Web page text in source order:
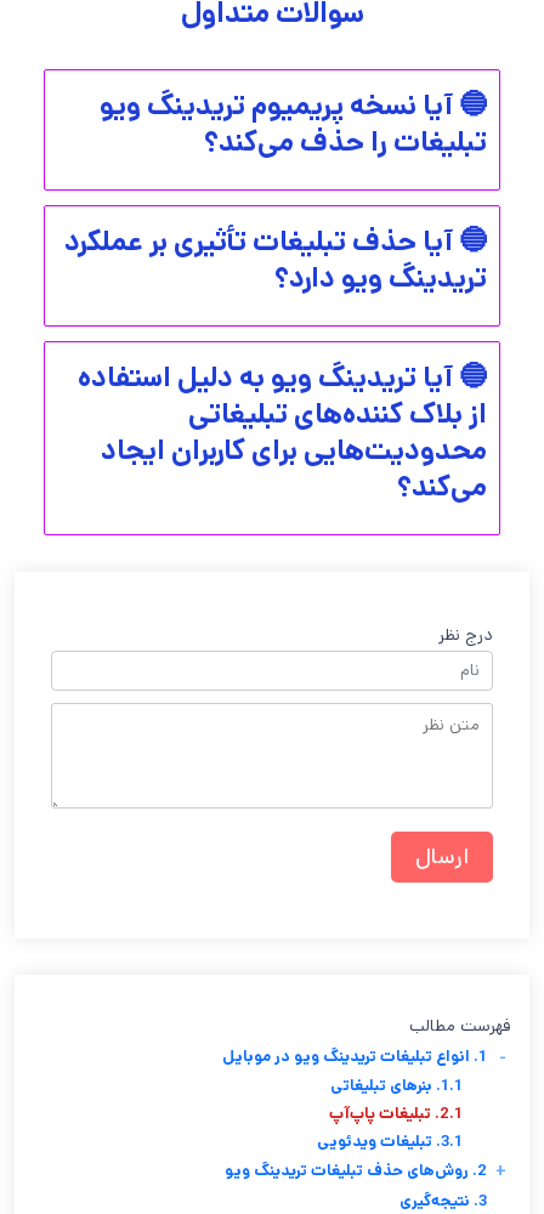
سوالات متداول
🔵 آیا نسخه پریمیوم تریدینگ ویو
تبلیغات را حذف می‌کند؟
🔵 آیا حذف تبلیغات تأثیری بر عملکرد
تریدینگ ویو دارد؟
🔵 آیا تریدینگ ویو به دلیل استفاده
از بلاک‌ کننده‌های تبلیغاتی
محدودیت‌هایی برای کاربران ایجاد
می‌کند؟
درج نظر
فهرست مطالب
1. انواع تبلیغات تریدینگ ویو در موبایل -
1.1. بنرهای تبلیغاتی
2.1. تبلیغات پاپ‌آپ
3.1. تبلیغات ویدئویی
2. روش‌های حذف تبلیغات تریدینگ ویو +
3. نتیجه‌گیری